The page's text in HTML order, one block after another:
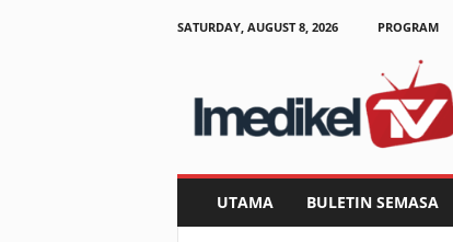
SATURDAY, AUGUST 8, 2026 PROGRAM
UTAMA BULETIN SEMASA